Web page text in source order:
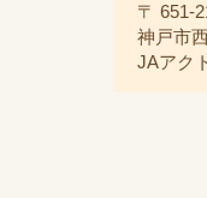
〒 651-
神戸市
JAアク